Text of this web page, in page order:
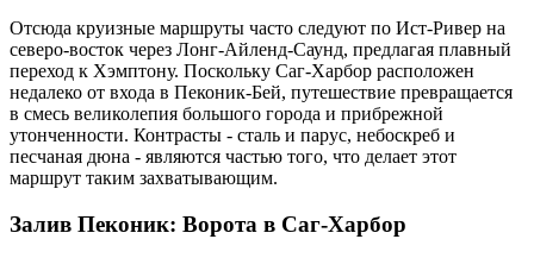
Отсюда круизные маршруты часто следуют по Ист-Ривер на
северо-восток через Лонг-Айленд-Саунд, предлагая плавный
переход к Хэмптону. Поскольку Саг-Харбор расположен
недалеко от входа в Пеконик-Бей, путешествие превращается
в смесь великолепия большого города и прибрежной
утонченности. Контрасты - сталь и парус, небоскреб и
песчаная дюна - являются частью того, что делает этот
маршрут таким захватывающим.
Залив Пеконик: Ворота в Саг-Харбор